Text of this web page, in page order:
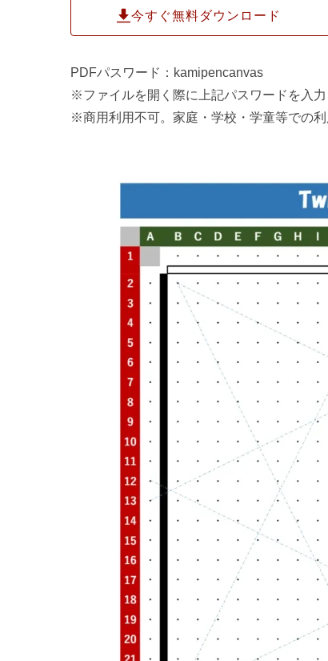
今すぐ無料ダウンロード
PDFパスワード：kamipencanvas
※ファイルを開く際に上記パスワードを入力
※商用利用不可。家庭・学校・学童等での利